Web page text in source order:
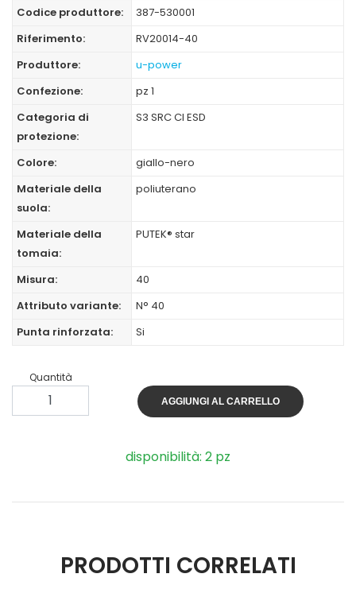
Codice produttore:
387-530001
Riferimento:
RV20014-40
Produttore:
u-power
Confezione:
pz 1
Categoria di
protezione:
S3 SRC CI ESD
Colore:
giallo-nero
Materiale della
suola:
poliuterano
Materiale della
tomaia:
PUTEK® star
Misura:
40
Attributo variante:
N° 40
Punta rinforzata:
Si
Quantità
AGGIUNGI AL CARRELLO
disponibilità: 2 pz
PRODOTTI CORRELATI